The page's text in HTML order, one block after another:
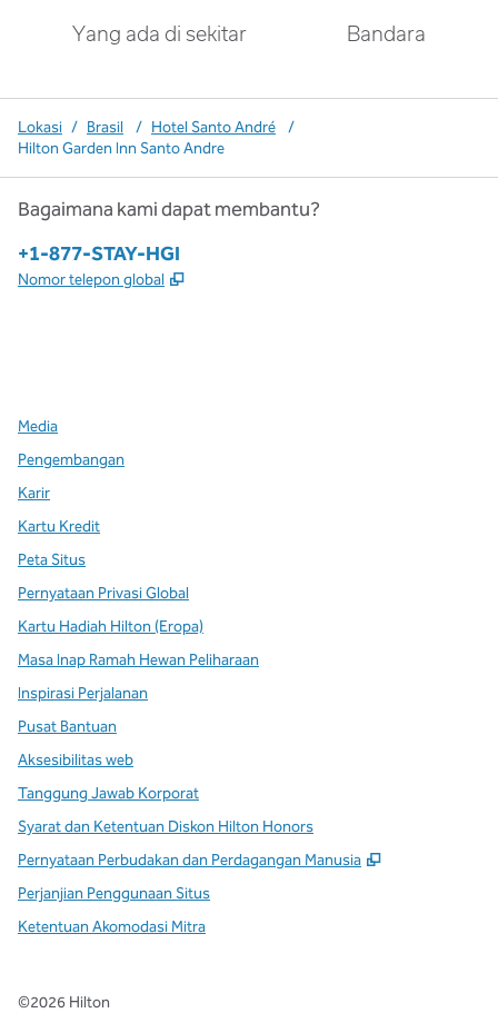
Yang ada di sekitar Bandara
Lokasi / Brasil / Hotel Santo André
/
Hilton Garden Inn Santo Andre
Bagaimana kami dapat membantu?
Telepon:
+1-877-STAY-HGI
Nomor telepon global ,
Media
Pengembangan
Karir
Kartu Kredit
Peta Situs
Pernyataan Privasi Global
Kartu Hadiah Hilton (Eropa)
Masa Inap Ramah Hewan Peliharaan
Inspirasi Perjalanan
Pusat Bantuan
Aksesibilitas web
Tanggung Jawab Korporat
Syarat dan Ketentuan Diskon Hilton Honors
Pernyataan Perbudakan dan Perdagangan Manusia
,
Perjanjian Penggunaan Situs
Ketentuan Akomodasi Mitra
©2026 Hilton